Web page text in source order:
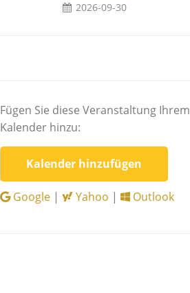
2026-09-30
Fügen Sie diese Veranstaltung Ihrem
Kalender hinzu:
Kalender hinzufügen
Google | Yahoo | Outlook